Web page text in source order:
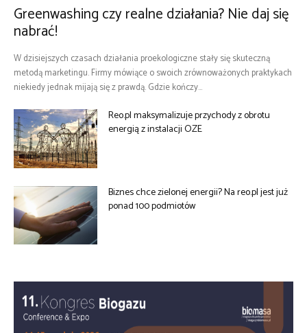
Greenwashing czy realne działania? Nie daj się
nabrać!
W dzisiejszych czasach działania proekologiczne stały się skuteczną
metodą marketingu. Firmy mówiące o swoich zrównoważonych praktykach
niekiedy jednak mijają się z prawdą. Gdzie kończy...
Reo.pl maksymalizuje przychody z obrotu
energią z instalacji OZE
Biznes chce zielonej energii? Na reo.pl jest już
ponad 100 podmiotów